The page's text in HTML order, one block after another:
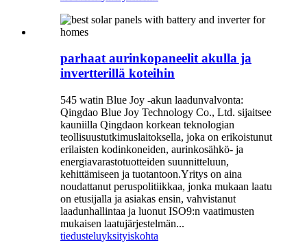
parhaat aurinkopaneelit akulla ja
invertterillä koteihin
545 watin Blue Joy -akun laadunvalvonta:
Qingdao Blue Joy Technology Co., Ltd. sijaitsee
kauniilla Qingdaon korkean teknologian
teollisuustutkimuslaitoksella, joka on erikoistunut
erilaisten kodinkoneiden, aurinkosähkö- ja
energiavarastotuotteiden suunnitteluun,
kehittämiseen ja tuotantoon.Yritys on aina
noudattanut peruspolitiikkaa, jonka mukaan laatu
on etusijalla ja asiakas ensin, vahvistanut
laadunhallintaa ja luonut ISO9:n vaatimusten
mukaisen laatujärjestelmän...
tiedusteluyksityiskohta